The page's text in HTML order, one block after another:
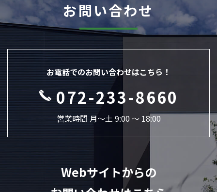
お問い合わせ
お電話でのお問い合わせはこちら！
072-233-8660
営業時間 月〜土 9:00 ～ 18:00
Webサイトからの